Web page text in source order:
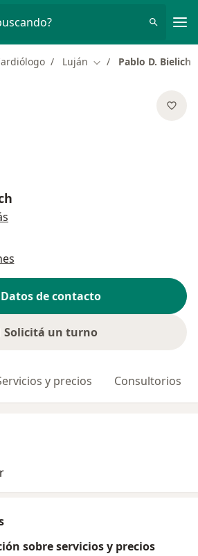
Luján Cambiar de ciudad
Pablo D. Bielich
Datos de contacto
Solicitá un turno
y precios Consultorios
sobre servicios y precios